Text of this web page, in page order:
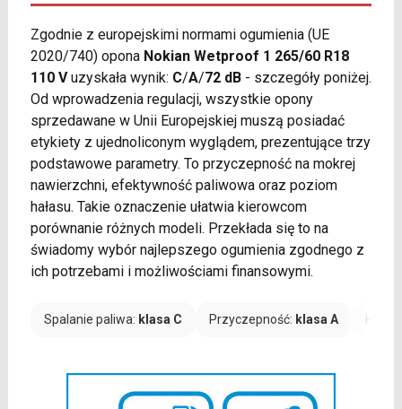
Zgodnie z europejskimi normami ogumienia (UE
2020/740) opona Nokian Wetproof 1 265/60 R18
110 Vuzyskała wynik: C/A/72 dB- szczegóły poniżej.
Od wprowadzenia regulacji, wszystkie opony
sprzedawane w Unii Europejskiej muszą posiadać
etykiety z ujednoliconym wyglądem, prezentujące trzy
podstawowe parametry. To przyczepność na mokrej
nawierzchni, efektywność paliwowa oraz poziom
hałasu. Takie oznaczenie ułatwia kierowcom
porównanie różnych modeli. Przekłada się to na
świadomy wybór najlepszego ogumienia zgodnego z
ich potrzebami i możliwościami finansowymi.
Spalanie paliwa: klasa C Przyczepność: klasa A